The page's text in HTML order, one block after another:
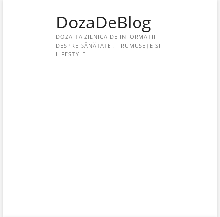
DozaDeBlog
DOZA TA ZILNICA DE INFORMATII
DESPRE SĂNĂTATE , FRUMUSEȚE SI
LIFESTYLE